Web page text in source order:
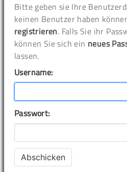
Bitte geben sie Ihre
keinen Benutzer haben
registrieren. Falls Sie ihr
können Sie sich ein neues
lassen.
Username:
Passwort: